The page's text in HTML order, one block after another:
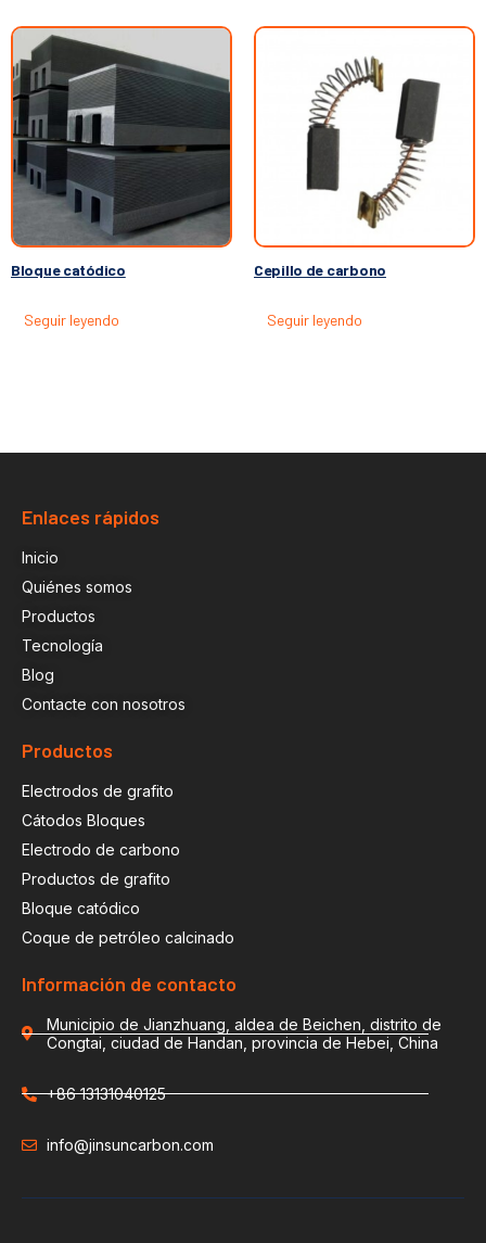
Bloque catódico
Seguir leyendo
Cepillo de carbono
Seguir leyendo
Enlaces rápidos
Inicio
Quiénes somos
Productos
Tecnología
Blog
Contacte con nosotros
Productos
Electrodos de grafito
Cátodos Bloques
Electrodo de carbono
Productos de grafito
Bloque catódico
Coque de petróleo calcinado
Información de contacto
Municipio de Jianzhuang, aldea de Beichen, distrito de
Congtai, ciudad de Handan, provincia de Hebei, China
+86 13131040125
info@jinsuncarbon.com